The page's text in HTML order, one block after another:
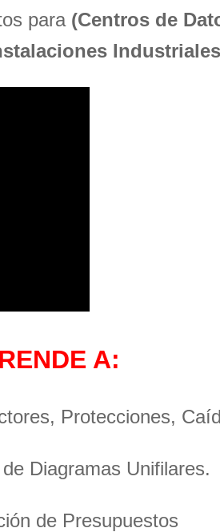
para (Centros de
A:
Protecciones,
Diagramas Unifilares.
de Presupuestos